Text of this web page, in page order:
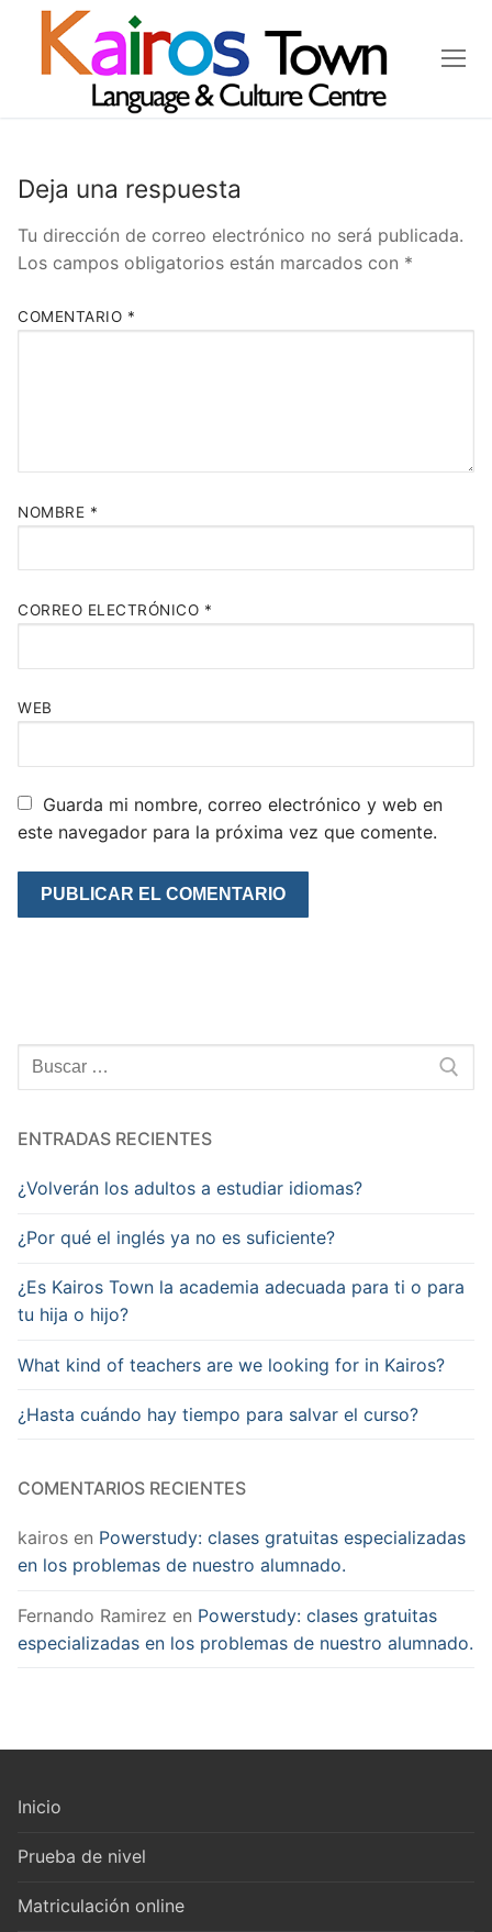
Deja una respuesta
Tu dirección de correo electrónico no será publicada.
Los campos obligatorios están marcados con *
COMENTARIO *
NOMBRE *
CORREO ELECTRÓNICO *
WEB
Guarda mi nombre, correo electrónico y web en
este navegador para la próxima vez que comente.
ENTRADAS RECIENTES
¿Volverán los adultos a estudiar idiomas?
¿Por qué el inglés ya no es suficiente?
¿Es Kairos Town la academia adecuada para ti o para
tu hija o hijo?
What kind of teachers are we looking for in Kairos?
¿Hasta cuándo hay tiempo para salvar el curso?
COMENTARIOS RECIENTES
kairos en Powerstudy: clases gratuitas especializadas
en los problemas de nuestro alumnado.
Fernando Ramirez en Powerstudy: clases gratuitas
especializadas en los problemas de nuestro alumnado.
Inicio
Prueba de nivel
Matriculación online